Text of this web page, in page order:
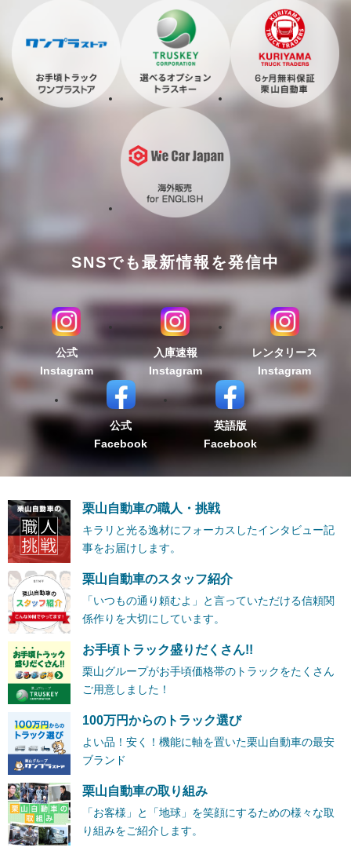
SNSでも最新情報を発信中
公式
Instagram
入庫速報
Instagram
レンタリース
Instagram
公式
Facebook
英語版
Facebook
栗山自動車の職人・挑戦
キラリと光る逸材にフォーカスしたインタビュー記
事をお届けします。
栗山自動車のスタッフ紹介
「いつもの通り頼むよ」と言っていただける信頼関
係作りを大切にしています。
お手頃トラック盛りだくさん!!
栗山グループがお手頃価格帯のトラックをたくさん
ご用意しました！
100万円からのトラック選び
よい品！安く！機能に軸を置いた栗山自動車の最安
ブランド
栗山自動車の取り組み
「お客様」と「地球」を笑顔にするための様々な取
り組みをご紹介します。